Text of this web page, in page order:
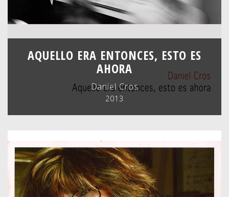
AQUELLO ERA ENTONCES, ESTO ES
AHORA
Daniel Cros
2013